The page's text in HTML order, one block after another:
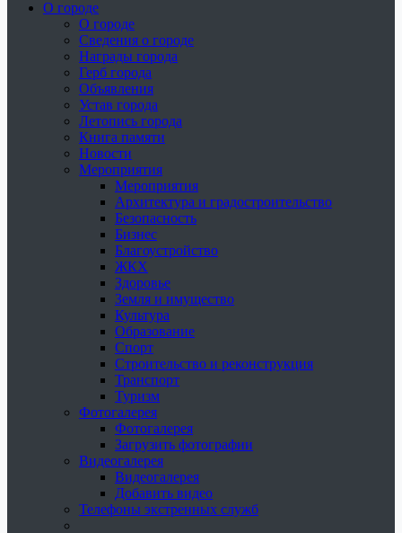
О городе
О городе
Сведения о городе
Награды города
Герб города
Объявления
Устав города
Летопись города
Книга памяти
Новости
Мероприятия
Мероприятия
Архитектура и градостроительство
Безопасность
Бизнес
Благоустройство
ЖКХ
Здоровье
Земля и имущество
Культура
Образование
Спорт
Строительство и реконструкция
Транспорт
Туризм
Фотогалерея
Фотогалерея
Загрузить фотографии
Видеогалерея
Видеогалерея
Добавить видео
Телефоны экстренных служб